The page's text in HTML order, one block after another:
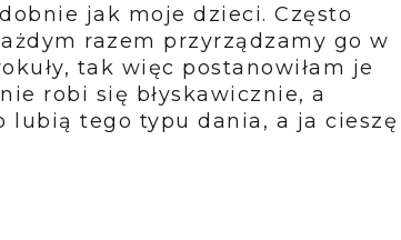
jak moje dzieci. Często
razem przyrządzamy go w
tak więc postanowiłam je
robi się błyskawicznie, a
lubią tego typu dania, a ja cieszę